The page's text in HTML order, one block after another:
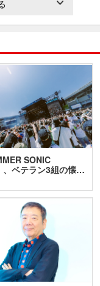
SONIC
、ベテラン3組の懐…